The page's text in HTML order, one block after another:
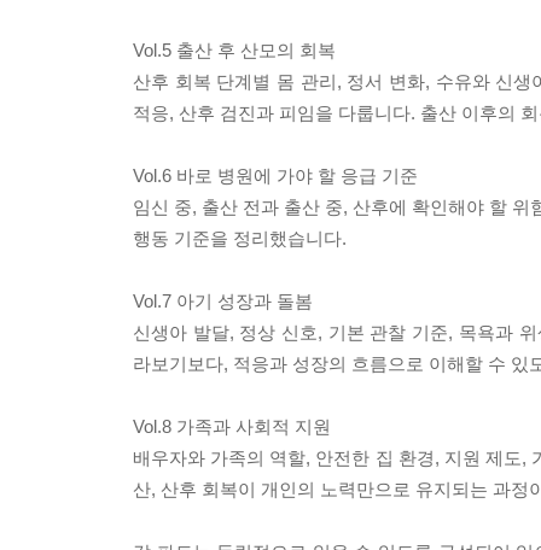
Vol.5 출산 후 산모의 회복
산후 회복 단계별 몸 관리, 정서 변화, 수유와 신
적응, 산후 검진과 피임을 다룹니다. 출산 이후의
Vol.6 바로 병원에 가야 할 응급 기준
임신 중, 출산 전과 출산 중, 산후에 확인해야 할
행동 기준을 정리했습니다.
Vol.7 아기 성장과 돌봄
신생아 발달, 정상 신호, 기본 관찰 기준, 목욕과
라보기보다, 적응과 성장의 흐름으로 이해할 수 있
Vol.8 가족과 사회적 지원
배우자와 가족의 역할, 안전한 집 환경, 지원 제도,
산, 산후 회복이 개인의 노력만으로 유지되는 과